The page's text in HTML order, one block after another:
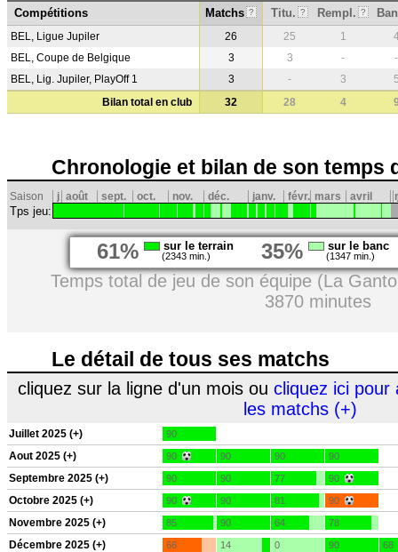
Compétitions Matchs ? Titu. ? Rempl. ?
BEL, Ligue Jupiler 26 25 1
BEL, Coupe de Belgique
3 3 -
-
BEL, Lig. Jupiler, PlayOff 1
3 - 3
Bilan total en club
32 28 4
Chronologie et bilan de son temps
Saison j août sept. oct. nov. déc. janv. févr. mars avril
Tps jeu:
61% sur le terrain
(2343 min.) 35% sur le banc
(1347 min.)
Temps total de jeu de son équipe (La
3870 minutes
Le détail de tous ses matchs
cliquez sur la ligne d'un mois ou cliquez ici pour
les matchs (+)
Juillet 2025 (+) 90
Aout 2025 (+) 90 90 90 90
Septembre 2025 (+) 90 90 77 90
Octobre 2025 (+) 90 90 81 90
Novembre 2025 (+) 85 90 64 78
Décembre 2025 (+) 66 14 0 90 68